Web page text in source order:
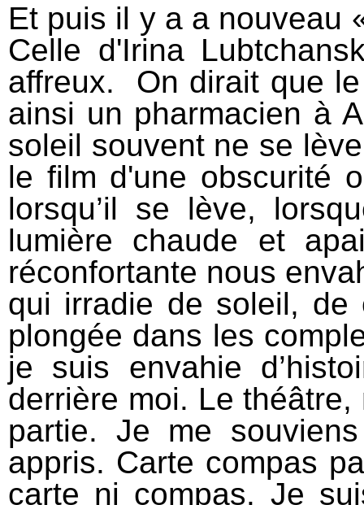
Et puis il y a a nouveau
Celle d'Irina
affreux. On dirait que
ainsi un pharmacien à
soleil souvent ne se
le film d'une obscurité
lorsqu’il se lève,
lumière chaude et
réconfortante nous
qui irradie de soleil,
plongée dans les
je suis envahie
derrière moi. Le
partie. Je me
appris. Carte compas
carte ni compas. Je